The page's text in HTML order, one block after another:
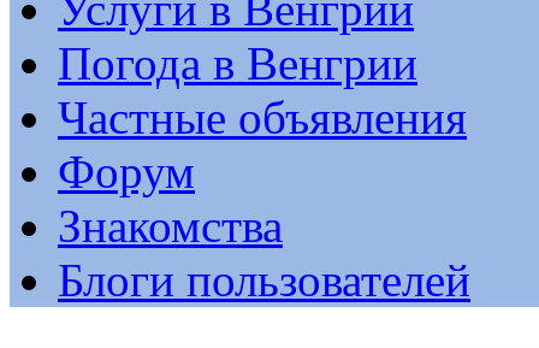
Погода в Венгрии
Частные объявления
Форум
Знакомства
Блоги пользователей